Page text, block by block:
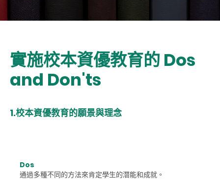
實施校本資優教育的 Dos
and Don'ts
1.校本資優教育的願景與理念
Dos
通過多種不同的方法來肯定學生的潛能和成就。